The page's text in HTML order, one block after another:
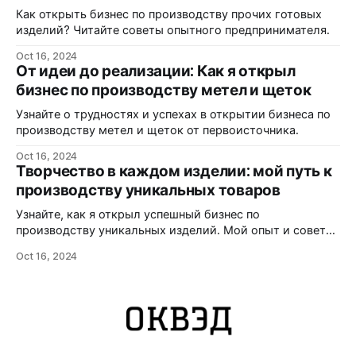
Как открыть бизнес по производству прочих готовых
изделий? Читайте советы опытного предпринимателя.
Oct 16, 2024
От идеи до реализации: Как я открыл
бизнес по производству метел и щеток
Узнайте о трудностях и успехах в открытии бизнеса по
производству метел и щеток от первоисточника.
Oct 16, 2024
Творчество в каждом изделии: мой путь к
производству уникальных товаров
Узнайте, как я открыл успешный бизнес по
производству уникальных изделий. Мой опыт и советы
Oct 16, 2024